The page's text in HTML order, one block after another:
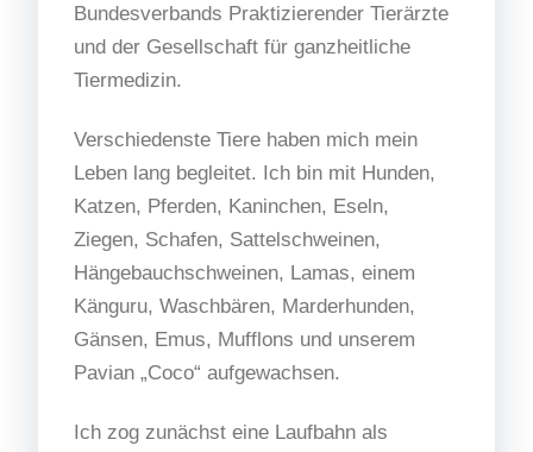
Bundesverbands Praktizierender Tierärzte
und der Gesellschaft für ganzheitliche
Tiermedizin.
Verschiedenste Tiere haben mich mein
Leben lang begleitet. Ich bin mit Hunden,
Katzen, Pferden, Kaninchen, Eseln,
Ziegen, Schafen, Sattelschweinen,
Hängebauchschweinen, Lamas, einem
Känguru, Waschbären, Marderhunden,
Gänsen, Emus, Mufflons und unserem
Pavian „Coco“ aufgewachsen.
Ich zog zunächst eine Laufbahn als